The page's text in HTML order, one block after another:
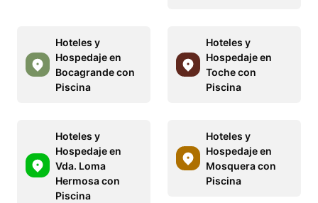
Hoteles y
Hospedaje en
Bocagrande con
Piscina
Hoteles y
Hospedaje en
Toche con
Piscina
Hoteles y
Hospedaje en
Vda. Loma
Hermosa con
Piscina
Hoteles y
Hospedaje en
Mosquera con
Piscina